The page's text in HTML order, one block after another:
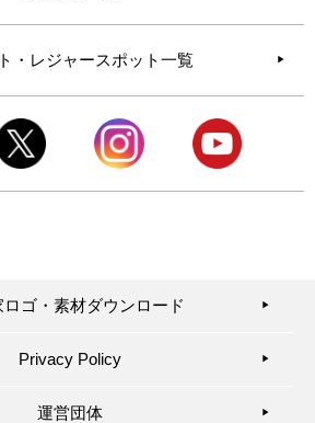
・レジャースポット一覧
ロゴ・素材ダウンロード ▶︎
Privacy Policy ▶︎
運営団体 ▶︎